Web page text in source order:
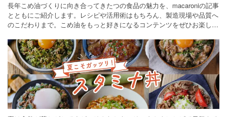
長年こめ油づくりに向き合ってきたつの食品の魅力を、macaroniの記事
とともにご紹介します。レシピや活用術はもちろん、製造現場や品質へ
のこだわりまで。こめ油をもっと好きになるコンテンツをぜひお楽しみ